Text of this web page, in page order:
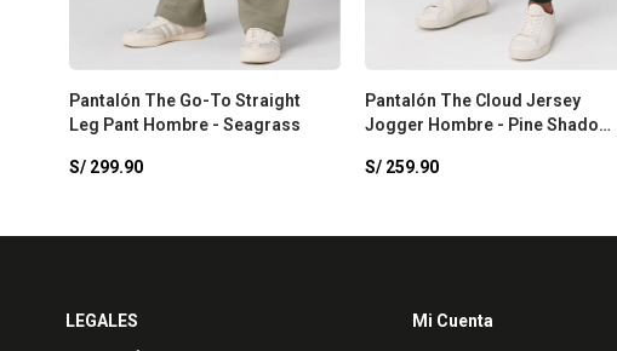
Pantalón The Go-To Straight
Leg Pant Hombre - Seagrass
S/ 299.90
Pantalón The Cloud Jersey
Jogger Hombre - Pine Shadow
S/ 259.90
LEGALES Mi Cuenta